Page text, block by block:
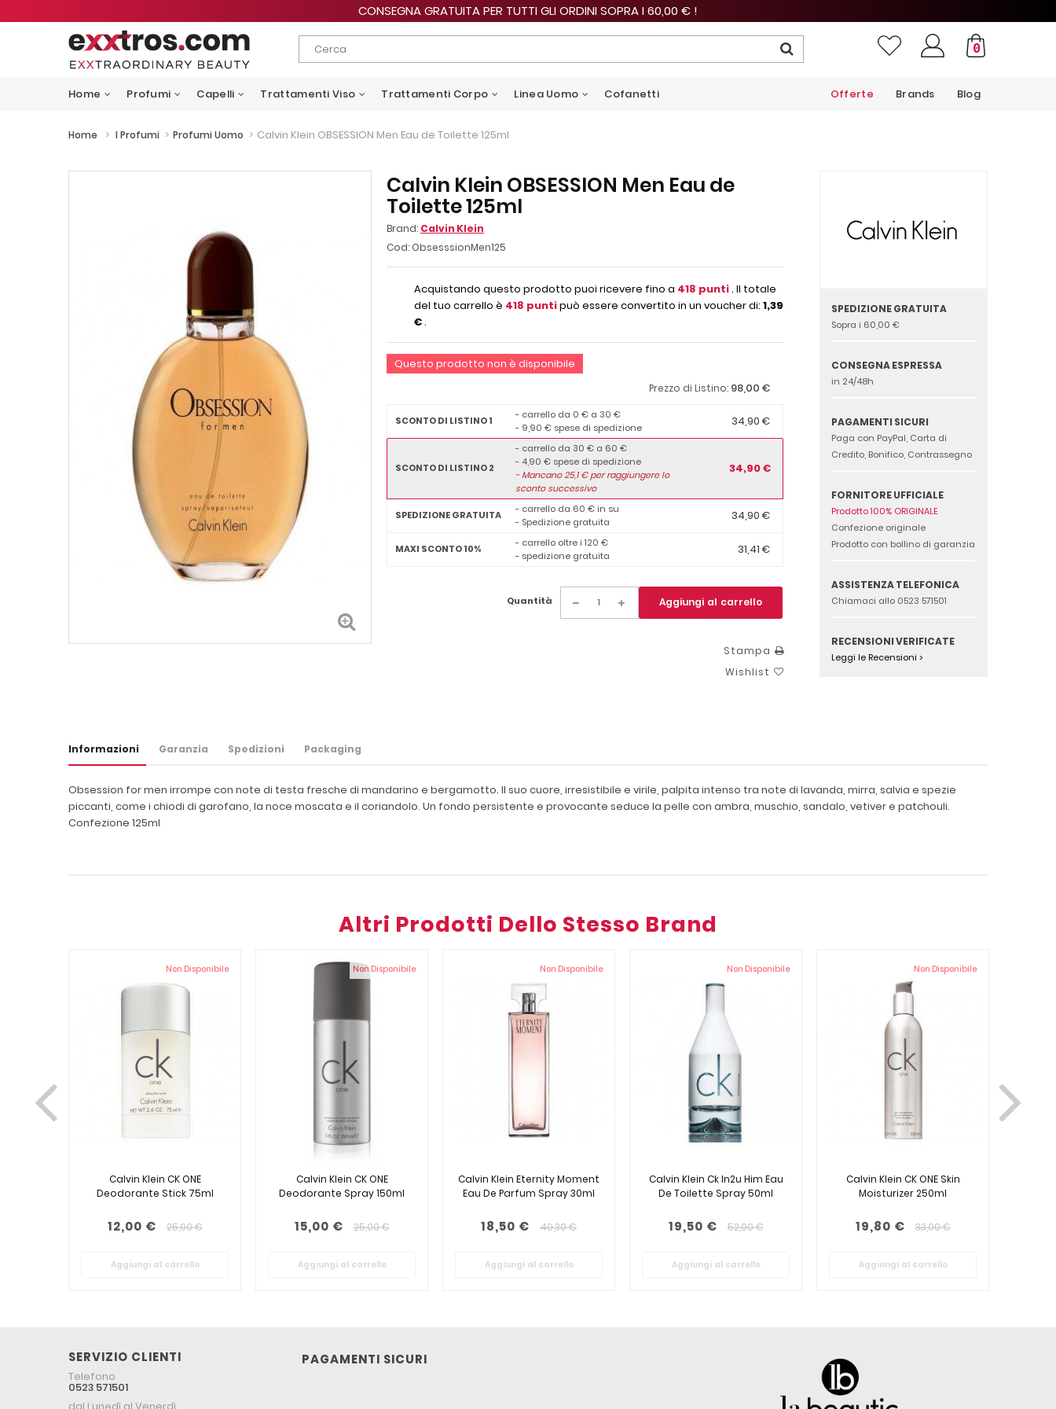
CONSEGNA GRATUITA PER TUTTI GLI ORDINI SOPRA I 60,00 € !
0
Home Profumi Capelli Trattamenti Viso Trattamenti Corpo Linea Uomo Cofanetti Blog
Brands
Offerte
Home > I Profumi > Profumi Uomo > Calvin Klein OBSESSION Men Eau de Toilette 125ml
Calvin Klein OBSESSION Men Eau de
Toilette 125ml
Brand: Calvin Klein
Cod: ObsesssionMen125
Acquistando questo prodotto puoi ricevere fino a 418 punti. Il totale
del tuo carrello è 418 puntipuò essere convertito in un voucher di: 1,39
€.
Questo prodotto non è disponibile
Prezzo di Listino: 98,00 €
SCONTO DI LISTINO 1
- carrello da 0 € a 30 €
- 9,90 € spese di spedizione
34,90 €
SCONTO DI LISTINO 2
- carrello da 30 € a 60 €
- 4,90 € spese di spedizione
-Mancano25,1€ per raggiungere lo
sconto successivo
34,90 €
SPEDIZIONE GRATUITA
- carrello da 60 € in su
- Spedizione gratuita
34,90 €
MAXI SCONTO 10%
- carrello oltre i 120 €
- spedizione gratuita
31,41 €
Quantità Aggiungi al carrello
Stampa
Wishlist
SPEDIZIONE GRATUITA
Sopra i 60,00 €
CONSEGNA ESPRESSA
in 24/48h
PAGAMENTI SICURI
Paga con PayPal, Carta di
Credito, Bonifico, Contrassegno
FORNITORE UFFICIALE
Prodotto 100% ORIGINALE
Confezione originale
Prodotto con bollino di garanzia
ASSISTENZA TELEFONICA
Chiamaci allo 0523 571501
RECENSIONI VERIFICATE
Leggi le Recensioni >
Informazioni Garanzia Spedizioni Packaging
Obsession for men irrompe con note di testa fresche di mandarino e bergamotto. Il suo cuore, irresistibile e virile, palpita intenso tra note di lavanda, mirra, salvia e spezie
piccanti, come i chiodi di garofano, la noce moscata e il coriandolo. Un fondo persistente e provocante seduce la pelle con ambra, muschio, sandalo, vetiver e patchouli.
Confezione 125ml
Altri Prodotti Dello Stesso Brand
Non Disponibile
Calvin Klein CK ONE
Deodorante Stick 75ml
12,00 € 25,00 €
Aggiungi al carrello
Non Disponibile
Calvin Klein CK ONE
Deodorante Spray 150ml
15,00 € 25,00 €
Aggiungi al carrello
Non Disponibile
Calvin Klein Eternity Moment
Eau De Parfum Spray 30ml
18,50 € 40,30 €
Aggiungi al carrello
Non Disponibile
Calvin Klein Ck In2u Him Eau
De Toilette Spray 50ml
19,50 € 52,00 €
Aggiungi al carrello
Non Disponibile
Calvin Klein CK ONE Skin
Moisturizer 250ml
19,80 € 33,00 €
Aggiungi al carrello
SERVIZIO CLIENTI
Telefono
0523 571501
PAGAMENTI SICURI